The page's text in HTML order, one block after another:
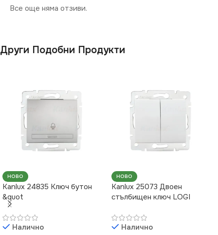
Все още няма отзиви.
Други Подобни Продукти
НОВО
Kanlux 24835 Ключ бутон
&quot
Налично
НОВО
Kanlux 25073 Двоен
стълбищен ключ LOGI
Налично